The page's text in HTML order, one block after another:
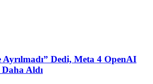
Dedi, Meta 4 OpenAI
Daha Aldı